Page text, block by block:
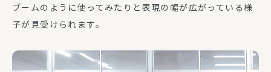
ブームのように使ってみたりと表現の幅が広がっている様
子が見受けられます。